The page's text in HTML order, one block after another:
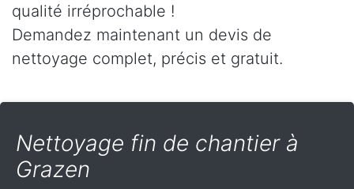
qualité irréprochable !
Demandez maintenant un devis de
nettoyage complet, précis et gratuit.
Nettoyage fin de chantier à
Grazen